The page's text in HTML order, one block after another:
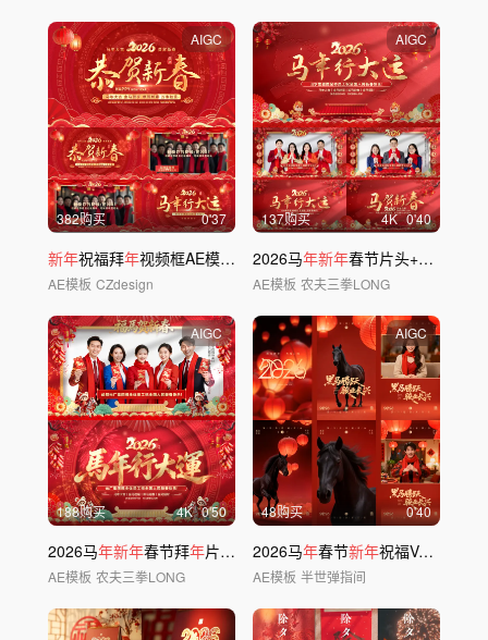
AIGC
382购买 0'37
新年祝福拜年视频框AE模板 02
AE模板 CZdesign
AIGC
137购买 4K 0'40
2026马年新年春节片头+视频框
AE模板 农夫三拳LONG
AIGC
188购买 4K 0'50
2026马年新年春节拜年片头+视频框
AE模板 农夫三拳LONG
AIGC
48购买 0'40
2026马年春节新年祝福VCR_(竖版)
AE模板 半世弹指间